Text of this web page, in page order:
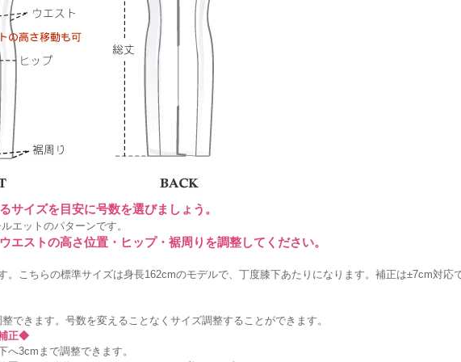
サイズを目安に号数を選びましょう。
エットのパターンです。
エストの高さ位置・ヒップ・裾周りを調整してください。
。こちらの標準サイズは身長162cmのモデルで、丁度膝下あたりになります。補正は±7cm対応
できます。号数を変えることなくサイズ調整することができます。
正◆
へ3cmまで調整できます。